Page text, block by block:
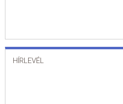
HÍRLEVÉL